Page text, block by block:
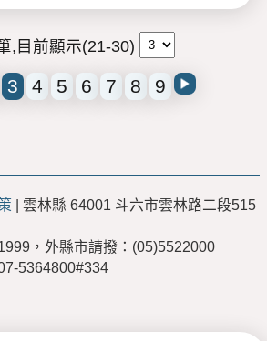
,目前顯示(21-30)
3 4 5 6 7 8 9
| 雲林縣 64001 斗六市雲林路二段515
，外縣市請撥：(05)5522000
5364800#334